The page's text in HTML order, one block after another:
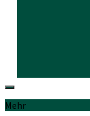
Mehr